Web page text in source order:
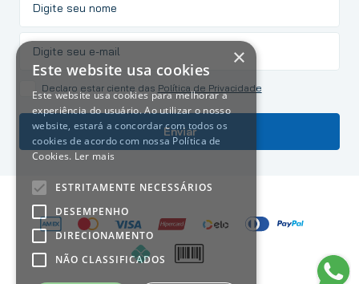
Declaro estar ciente das Política de Privacidade
Enviar
×
Este website usa cookies
Este website usa cookies para melhorar a
experiência do usuário. Ao utilizar o nosso
website, estará a concordar com todos os
cookies de acordo com nossa Política de
Cookies. Ler mais
ESTRITAMENTE NECESSÁRIOS
DESEMPENHO
DIRECIONAMENTO
NÃO CLASSIFICADOS